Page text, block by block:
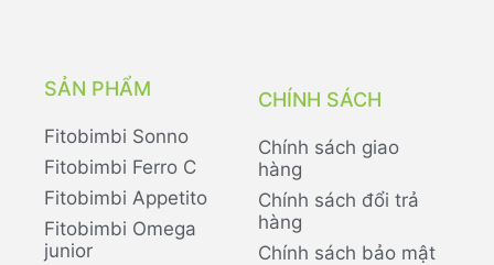
SẢN PHẨM
Fitobimbi Sonno
Fitobimbi Ferro C
Fitobimbi Appetito
Fitobimbi Omega
junior
CHÍNH SÁCH
Chính sách giao
hàng
Chính sách đổi trả
hàng
Chính sách bảo mật